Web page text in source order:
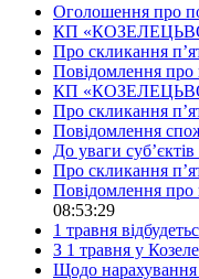
Оголошення про
КП
Про скликання
Повідомлення про
КП
Про скликання
Повідомлення
До уваги
Про скликання
Повідомлення про
08:53:29
1 травня
З 1 травня у
Щодо